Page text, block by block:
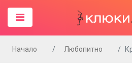
Начало Любопитно